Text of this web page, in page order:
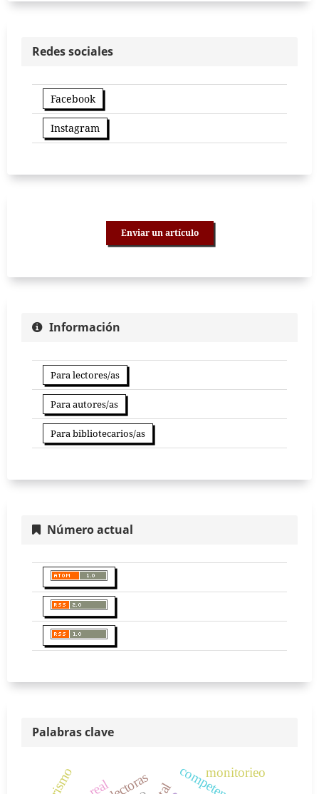
Redes sociales
Facebook
Instagram
Enviar un artículo
Información
Para lectores/as
Para autores/as
Para bibliotecarios/as
Número actual
Palabras clave
monitorieo